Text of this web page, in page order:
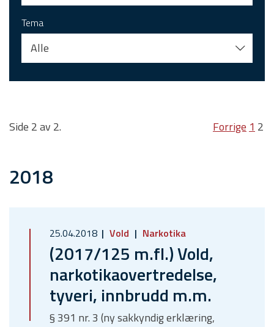
Tema
Alle
Side 2 av 2. Forrige 1 2
2018
25.04.2018 Vold Narkotika
(2017/125 m.fl.) Vold,
narkotikaovertredelse,
tyveri, innbrudd m.m.
§ 391 nr. 3 (ny sakkyndig erklæring,